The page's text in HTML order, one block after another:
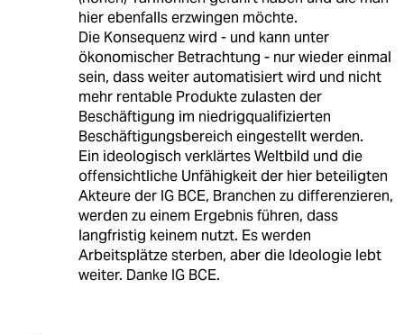
hier ebenfalls erzwingen möchte.
Die Konsequenz wird - und kann unter
ökonomischer Betrachtung - nur wieder einmal
sein, dass weiter automatisiert wird und nicht
mehr rentable Produkte zulasten der
Beschäftigung im niedrigqualifizierten
Beschäftigungsbereich eingestellt werden.
Ein ideologisch verklärtes Weltbild und die
offensichtliche Unfähigkeit der hier beteiligten
Akteure der IG BCE, Branchen zu differenzieren,
werden zu einem Ergebnis führen, dass
langfristig keinem nutzt. Es werden
Arbeitsplätze sterben, aber die Ideologie lebt
weiter. Danke IG BCE.